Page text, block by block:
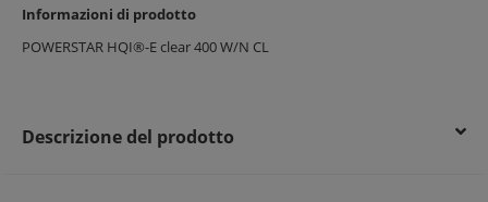
Informazioni di prodotto
POWERSTAR HQI®-E clear 400 W/N CL
Descrizione del prodotto